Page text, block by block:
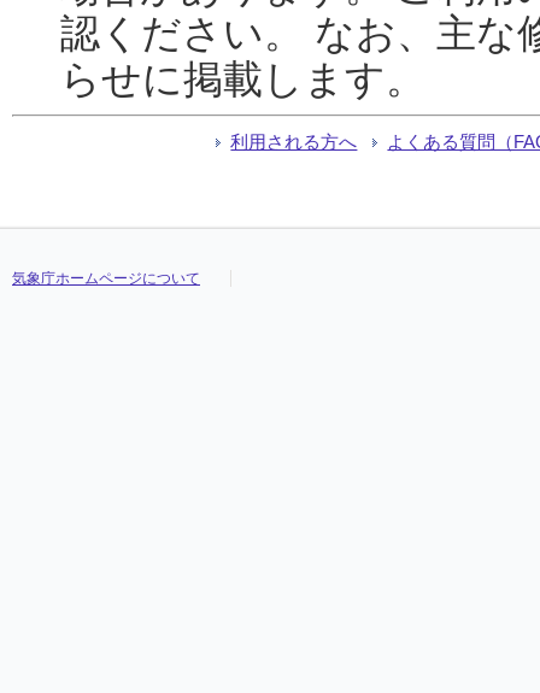
認ください。 なお、主な
らせに掲載します。
利用される方へ よくある質問（
気象庁ホームページについて